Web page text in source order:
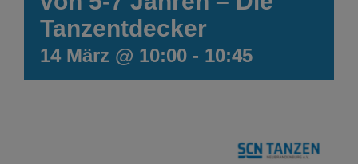
Tanzentdecker
14 März @ 10:00 - 10:45